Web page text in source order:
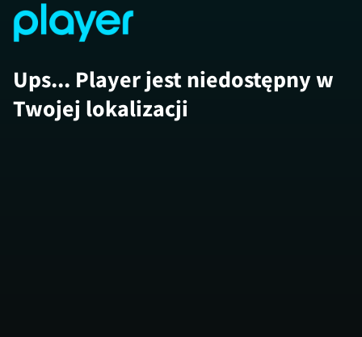
Ups... Player jest niedostępny w
Twojej lokalizacji